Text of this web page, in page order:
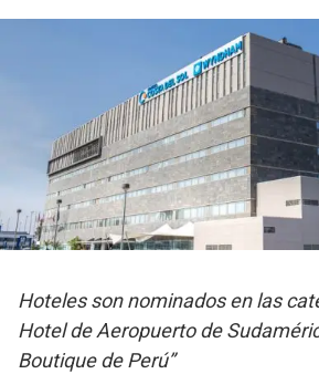
Hoteles son nominados en las
Hotel de Aeropuerto de
Boutique de Perú”